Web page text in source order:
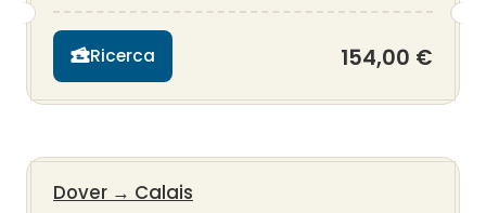
Ricerca 154,00 €
Dover → Calais